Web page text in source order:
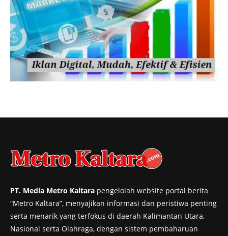
PT. Media Metro Kaltara pengelolah website portal berita
“Metro Kaltara”, menyajikan informasi dan peristiwa penting
serta menarik yang terfokus di daerah Kalimantan Utara,
Nasional serta Olahraga, dengan sistem pembaharuan